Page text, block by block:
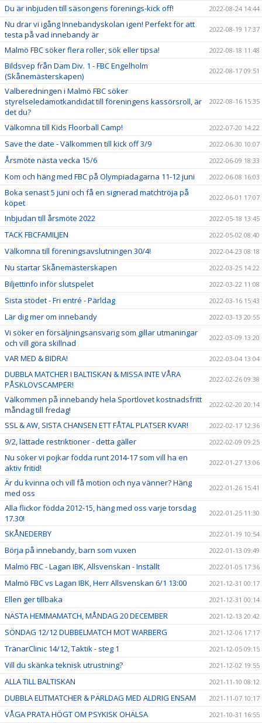
Du är inbjuden till säsongens förenings-kick off! 2022-08-24 14:44
Nu drar vi igång Innebandyskolan igen! Perfekt för att
testa på vad innebandy är
2022-08-19 17:37
Malmö FBC söker flera roller, sök eller tipsa! 2022-08-18 11:48
Bildsvep från Dam Div. 1 - FBC Engelholm
(Skånemästerskapen)
2022-08-17 09:51
Valberedningen i Malmö FBC söker
styrelseledamotkandidat till föreningens kassörsroll, är
det du?
2022-08-16 15:35
Välkomna till Kids Floorball Camp! 2022-07-20 14:22
Save the date - Välkommen till kick off 3/9 2022-06-30 10:07
Årsmöte nästa vecka 15/6 2022-06-09 18:33
Kom och häng med FBC på Olympiadagarna 11-12 juni 2022-06-08 16:03
Boka senast 5 juni och få en signerad matchtröja på
köpet
2022-06-01 17:07
Inbjudan till årsmöte 2022 2022-05-18 13:45
TACK FBCFAMILJEN 2022-05-02 08:40
Välkomna till föreningsavslutningen 30/4! 2022-04-23 08:18
Nu startar Skånemästerskapen 2022-03-25 14:22
Biljettinfo inför slutspelet 2022-03-22 11:08
Sista stödet - Fri entré - Pärldag 2022-03-16 15:43
Lär dig mer om innebandy 2022-03-13 20:55
Vi söker en försäljningsansvarig som gillar utmaningar
och vill göra skillnad
2022-03-09 13:20
VAR MED & BIDRA! 2022-03-04 13:04
DUBBLA MATCHER I BALTISKAN & MISSA INTE VÅRA
PÅSKLOVSCAMPER!
2022-02-26 09:38
Välkommen på innebandy hela Sportlovet kostnadsfritt
måndag till fredag!
2022-02-20 20:14
SSL & AW, SISTA CHANSEN ETT FÅTAL PLATSER KVAR! 2022-02-17 12:36
9/2, lättade restriktioner - detta gäller 2022-02-09 09:25
Nu söker vi pojkar födda runt 2014-17 som vill ha en
aktiv fritid!
2022-01-27 13:06
Är du kvinna och vill få motion och nya vänner? Häng
med oss
2022-01-26 15:41
Alla flickor födda 2012-15, häng med oss varje torsdag
17.30!
2022-01-25 11:30
SKÅNEDERBY 2022-01-19 10:54
Börja på innebandy, barn som vuxen 2022-01-13 09:49
Malmö FBC - Lagan IBK, Allsvenskan - Inställt 2022-01-05 17:36
Malmö FBC vs Lagan IBK, Herr Allsvenskan 6/1 13:00 2021-12-31 00:17
Ellen ger tillbaka 2021-12-31 00:14
NÄSTA HEMMAMATCH, MÅNDAG 20 DECEMBER 2021-12-13 20:42
SÖNDAG 12/12 DUBBELMATCH MOT WARBERG 2021-12-06 17:17
TränarClinic 14/12, Taktik - steg 1 2021-12-05 09:15
Vill du skänka teknisk utrustning? 2021-12-02 19:55
ALLA TILL BALTISKAN 2021-11-10 08:12
DUBBLA ELITMATCHER & PÄRLDAG MED ALDRIG ENSAM 2021-11-07 10:17
VÅGA PRATA HÖGT OM PSYKISK OHÄLSA 2021-10-31 16:55